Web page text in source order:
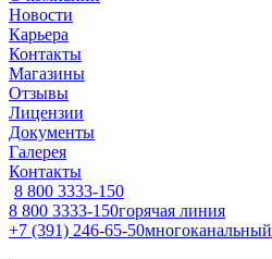
Новости
Карьера
Контакты
Магазины
Отзывы
Лицензии
Документы
Галерея
Контакты
8 800 3333-150
8 800 3333-150горячая линия
+7 (391) 246-65-50многоканальный